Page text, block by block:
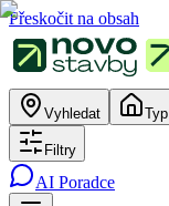
Přeskočit na obsah
Vyhledat Typ
Filtry
AI Poradce